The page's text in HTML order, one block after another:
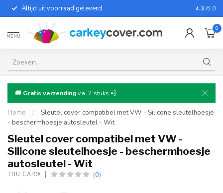
Altijd uit voorraad geleverd Voor
4.3 /5.0
MENU
0
🚚 Gratis verzendingv.a. 2 stuks 💨
Home /
Sleutel cover compatibel met VW - Silicone sleutelhoesje
- beschermhoesje autosleutel - Wit
Sleutel cover compatibel met VW -
Silicone sleutelhoesje - beschermhoesje
autosleutel - Wit
TBU CAR® (0)